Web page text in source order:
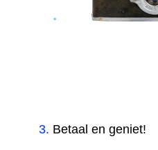
3. Betaal en geniet!